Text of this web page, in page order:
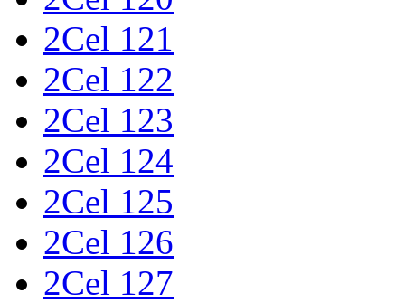
2Cel 121
2Cel 122
2Cel 123
2Cel 124
2Cel 125
2Cel 126
2Cel 127